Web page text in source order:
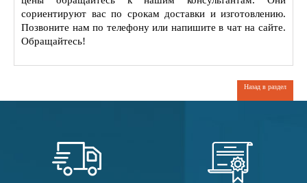
сориентируют вас по срокам доставки и изготовлению.
Позвоните нам по телефону или напишите в чат на сайте.
Обращайтесь!
Назад в раздел